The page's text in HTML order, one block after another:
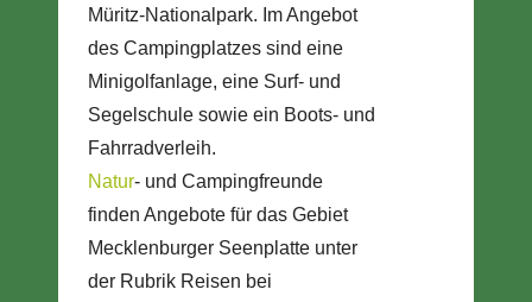
Müritz-Nationalpark. Im Angebot
des Campingplatzes sind eine
Minigolfanlage, eine Surf- und
Segelschule sowie ein Boots- und
Fahrradverleih.
Natur- und Campingfreunde
finden Angebote für das Gebiet
Mecklenburger Seenplatte unter
der Rubrik Reisen bei